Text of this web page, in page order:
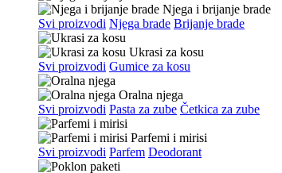
Njega i brijanje brade
Svi proizvodi Njega brade Brijanje brade
Ukrasi za kosu
Svi proizvodi Gumice za kosu
Oralna njega
Svi proizvodi Pasta za zube Četkica za zube
Parfemi i mirisi
Svi proizvodi Parfem Deodorant